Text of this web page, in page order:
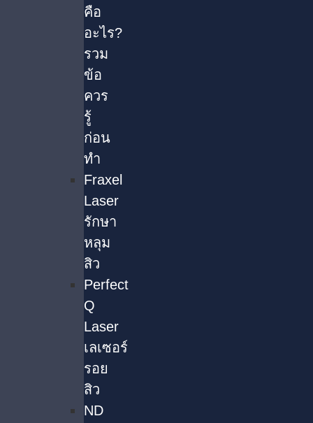
คือ
อะไร?
รวม
ข้อ
ควร
รู้
ก่อน
ทำ
Fraxel
Laser
รักษา
หลุม
สิว
Perfect
Q
Laser
เลเซอร์
รอย
สิว
ND